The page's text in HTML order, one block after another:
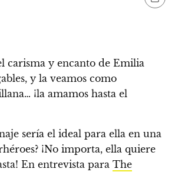
carisma y encanto de Emilia
, y la veamos como
¡la amamos hasta el
sería el ideal para ella en una
¡No importa, ella quiere
En entrevista para The